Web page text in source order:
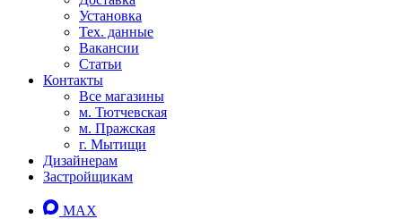
Установка
Тех. данные
Вакансии
Статьи
Контакты
Все магазины
м. Тютчевская
м. Пражская
г. Мытищи
Дизайнерам
Застройщикам
MAX